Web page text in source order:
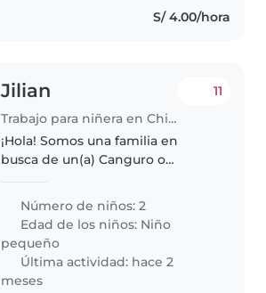
S/ 4.00/hora
Jilian
Trabajo para niñera en Chiclayo
11
¡Hola! Somos una familia en
busca de un(a) Canguro o
niños, ambos en edad de
guardería. Nuestros pequeños
son muy activos, creativos y
llenos de energía,..
Número de niños: 2
Edad de los niños: Niño
pequeño
Última actividad: hace 2
meses